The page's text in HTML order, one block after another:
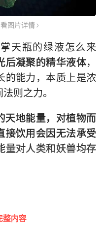
图片详情
天瓶的绿液怎么来
后凝聚的精华液体，
的能力，本质上是浓
则之力。
天地能量，对植物而
接饮用会因无法承受
量对人类和妖兽均存
整内容